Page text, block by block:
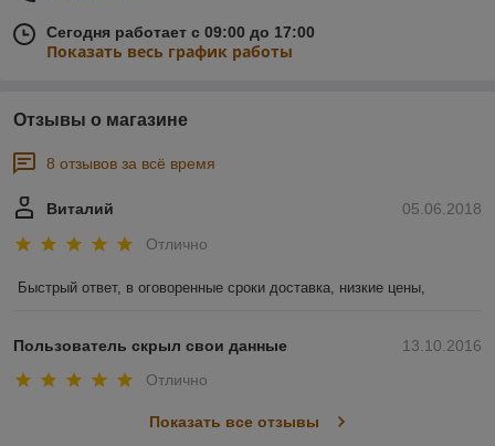
Сегодня работает с 09:00 до 17:00
Показать весь график работы
Отзывы о магазине
8 отзывов за всё время
05.06.2018
Виталий
Отлично
Быстрый ответ, в оговоренные сроки доставка, низкие цены,
13.10.2016
Пользователь скрыл свои данные
Отлично
Показать все отзывы